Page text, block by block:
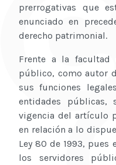
prerrogativas que
enunciado en
derecho patrimonial.
Frente a la facultad
público, como autor
sus funciones
entidades públicas,
vigencia del artículo
en relación a lo
Ley 80 de 1993,
los servidores